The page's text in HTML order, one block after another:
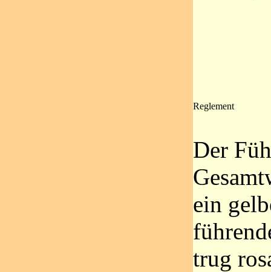
Reglement
Der
ein
trug